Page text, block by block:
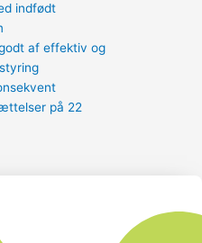
indfødt
af effektiv og
på 22